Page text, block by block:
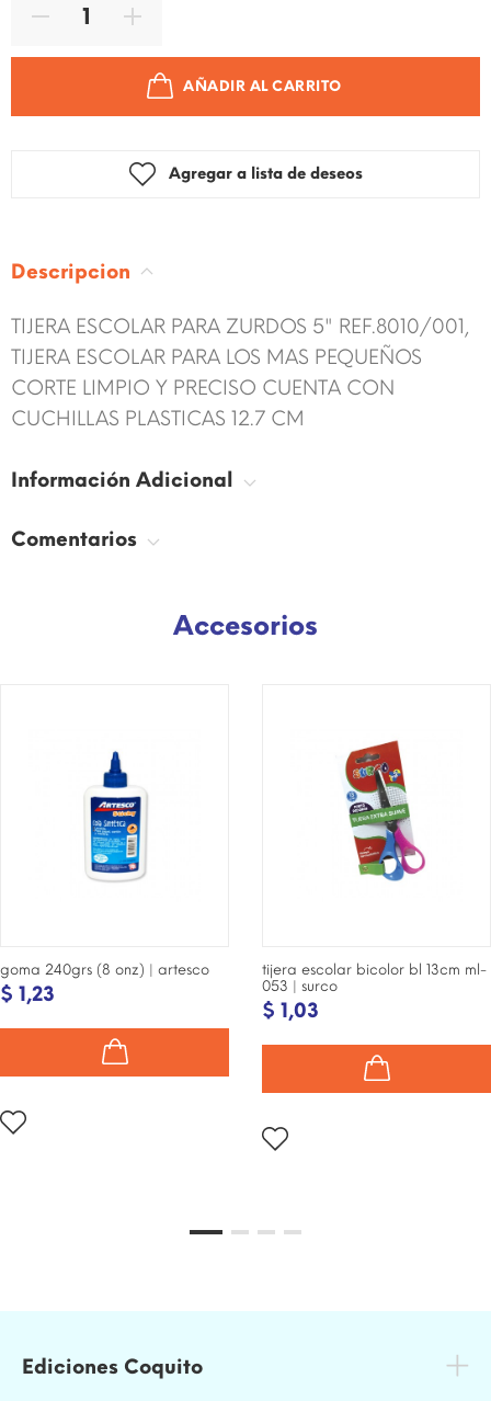
AÑADIR AL CARRITO
Agregar a lista de deseos
Descripcion
TIJERA ESCOLAR PARA ZURDOS 5" REF.8010/001,
TIJERA ESCOLAR PARA LOS MAS PEQUEÑOS
CORTE LIMPIO Y PRECISO CUENTA CON
CUCHILLAS PLASTICAS 12.7 CM
Información Adicional
Comentarios
Accesorios
goma 240grs (8 onz) | artesco
$ 1,23
tijera escolar bicolor bl 13cm ml-
053 | surco
$ 1,03
Ediciones Coquito